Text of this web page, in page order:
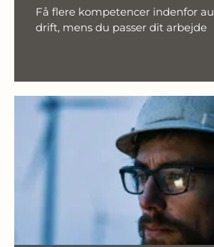
Få flere kompetencer indenfor
drift, mens du passer dit arbejde